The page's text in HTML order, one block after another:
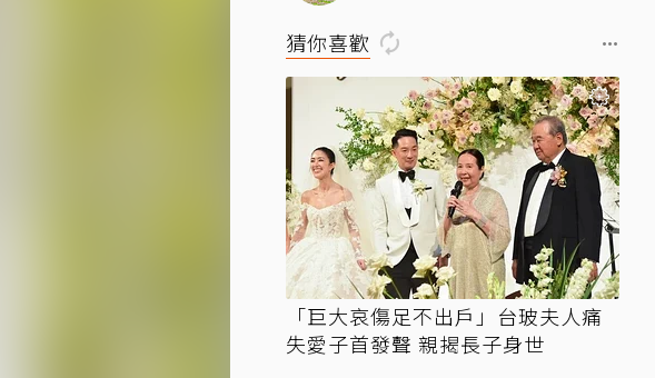
度探索印加古文明？
猜你喜歡
「巨大哀傷足不出戶」台玻夫人痛
失愛子首發聲 親揭長子身世